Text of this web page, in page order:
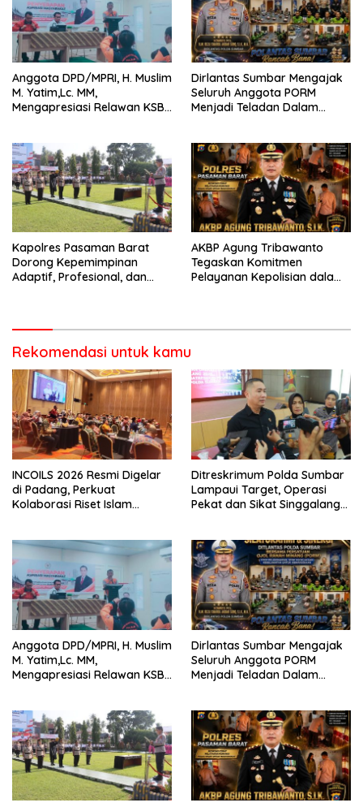
Anggota DPD/MPRI, H. Muslim
M. Yatim,Lc. MM,
Mengapresiasi Relawan KSB
Bencana
Dirlantas Sumbar Mengajak
Seluruh Anggota PORM
Menjadi Teladan Dalam
Perlengkapan Keselamatan
Berkendara
Kapolres Pasaman Barat
Dorong Kepemimpinan
Adaptif, Profesional, dan
AKBP Agung Tribawanto
Tegaskan Komitmen
Pelayanan Kepolisian dalam
Rekomendasi untuk kamu
INCOILS 2026 Resmi Digelar
di Padang, Perkuat
Kolaborasi Riset Islam
Ditreskrimum Polda Sumbar
Lampaui Target, Operasi
Pekat dan Sikat Singgalang
Anggota DPD/MPRI, H. Muslim
M. Yatim,Lc. MM,
Mengapresiasi Relawan KSB
Bencana
Dirlantas Sumbar Mengajak
Seluruh Anggota PORM
Menjadi Teladan Dalam
Perlengkapan Keselamatan
Berkendara